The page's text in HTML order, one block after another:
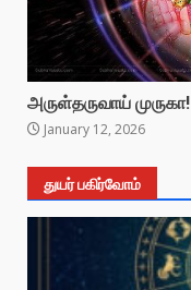
அருள்தருவாய் முருகா!
January 12, 2026
துயர் பகிர்வோம்